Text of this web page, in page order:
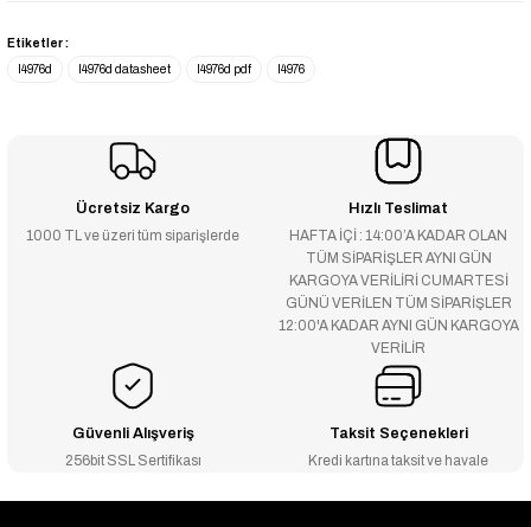
Etiketler :
l4976d
l4976d datasheet l4976d pdf l4976
Ücretsiz Kargo
1000 TL ve üzeri tüm siparişlerde
Hızlı Teslimat
HAFTA İÇİ : 14:00’A KADAR OLAN
TÜM SİPARİŞLER AYNI GÜN
KARGOYA VERİLİRİ CUMARTESİ
GÜNÜ VERİLEN TÜM SİPARİŞLER
12:00'A KADAR AYNI GÜN KARGOYA
VERİLİR
Güvenli Alışveriş
256bit SSL Sertifikası
Taksit Seçenekleri
Kredi kartına taksit ve havale